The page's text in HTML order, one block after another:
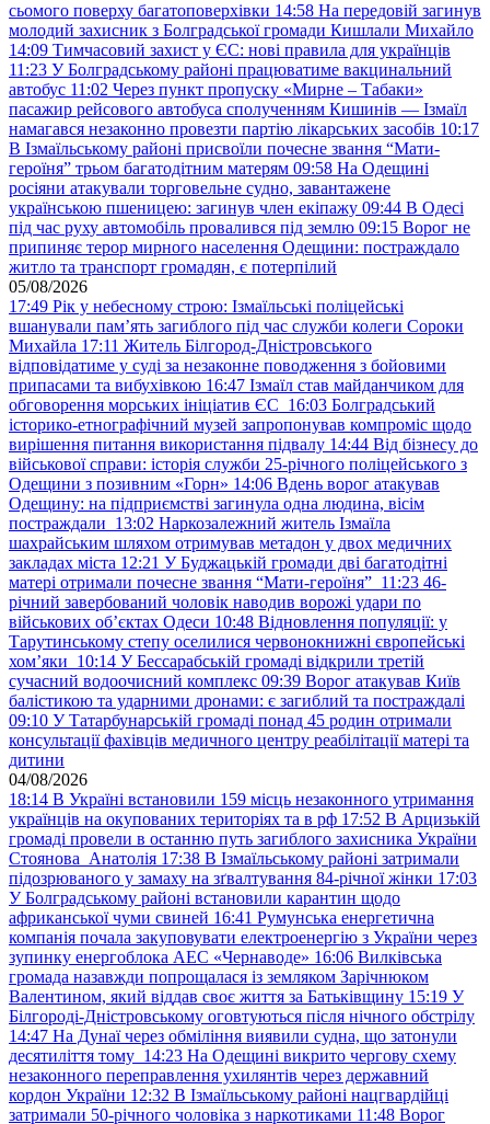
сьомого поверху багатоповерхівки 14:58 На передовій загинув
молодий захисник з Болградської громади Кишлали Михайло
14:09 Тимчасовий захист у ЄС: нові правила для українців
11:23 У Болградському районі працюватиме вакцинальний
автобус 11:02 Через пункт пропуску «Мирне – Табаки»
пасажир рейсового автобуса сполученням Кишинів — Ізмаїл
намагався незаконно провезти партію лікарських засобів 10:17
В Ізмаїльському районі присвоїли почесне звання “Мати-
героїня” трьом багатодітним матерям 09:58 На Одещині
росіяни атакували торговельне судно, завантажене
українською пшеницею: загинув член екіпажу 09:44 В Одесі
під час руху автомобіль провалився під землю 09:15 Ворог не
припиняє терор мирного населення Одещини: постраждало
житло та транспорт громадян, є потерпілий
05/08/2026
17:49 Рік у небесному строю: Ізмаїльські поліцейські
вшанували пам’ять загиблого під час служби колеги Сороки
Михайла 17:11 Житель Білгород-Дністровського
відповідатиме у суді за незаконне поводження з бойовими
припасами та вибухівкою 16:47 Ізмаїл став майданчиком для
обговорення морських ініціатив ЄС 16:03 Болградський
історико-етнографічний музей запропонував компроміс щодо
вирішення питання використання підвалу 14:44 Від бізнесу до
військової справи: історія служби 25-річного поліцейського з
Одещини з позивним «Горн» 14:06 Вдень ворог атакував
Одещину: на підприємстві загинула одна людина, вісім
постраждали 13:02 Наркозалежний житель Ізмаїла
шахрайським шляхом отримував метадон у двох медичних
закладах міста 12:21 У Буджацькій громади дві багатодітні
матері отримали почесне звання “Мати-героїня” 11:23 46-
річний завербований чоловік наводив ворожі удари по
військових обʼєктах Одеси 10:48 Відновлення популяції: у
Тарутинському степу оселилися червонокнижні європейські
хом’яки 10:14 У Бессарабській громаді відкрили третій
сучасний водоочисний комплекс 09:39 Ворог атакував Київ
балістикою та ударними дронами: є загиблий та постраждалі
09:10 У Татарбунарській громаді понад 45 родин отримали
консультації фахівців медичного центру реабілітації матері та
дитини
04/08/2026
18:14 В Україні встановили 159 місць незаконного утримання
українців на окупованих територіях та в рф 17:52 В Арцизькій
громаді провели в останню путь загиблого захисника України
Стоянова Анатолія 17:38 В Ізмаїльському районі затримали
підозрюваного у замаху на зґвалтування 84-річної жінки 17:03
У Болградському районі встановили карантин щодо
африканської чуми свиней 16:41 Румунська енергетична
компанія почала закуповувати електроенергію з України через
зупинку енергоблока АЕС «Чернаводе» 16:06 Вилківська
громада назавжди попрощалася із земляком Зарічнюком
Валентином, який віддав своє життя за Батьківщину 15:19 У
Білгороді-Дністровському оговтуються після нічного обстрілу
14:47 На Дунаї через обміління виявили судна, що затонули
десятиліття тому 14:23 На Одещині викрито чергову схему
незаконного переправлення ухилянтів через державний
кордон України 12:32 В Ізмаїльському районі нацгвардійці
затримали 50-річного чоловіка з наркотиками 11:48 Ворог